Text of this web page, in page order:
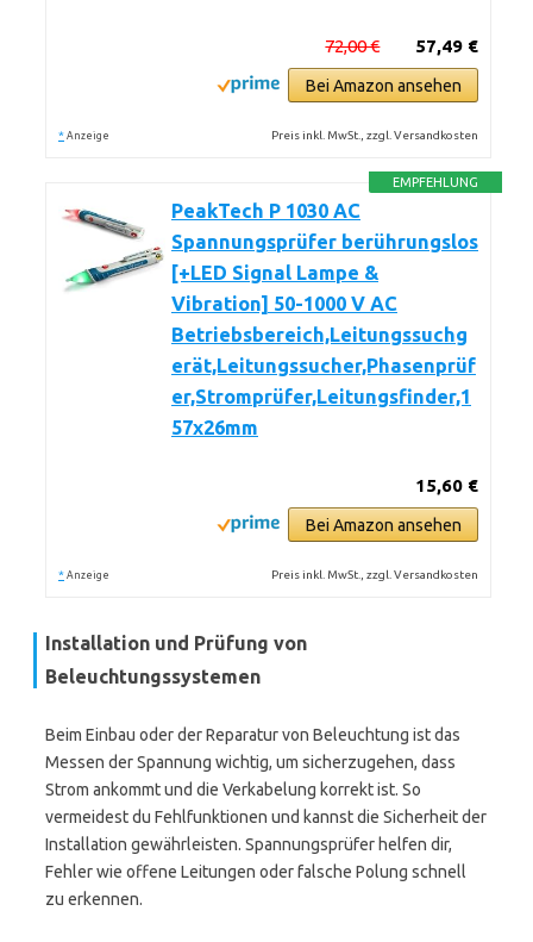
57,49 €
72,00 €
Bei Amazon ansehen
* Anzeige Preis inkl. MwSt., zzgl. Versandkosten
EMPFEHLUNG
PeakTech P 1030 AC
Spannungsprüfer berührungslos
[+LED Signal Lampe &
Vibration] 50-1000 V AC
Betriebsbereich,Leitungssuchg
erät,Leitungssucher,Phasenprüf
er,Stromprüfer,Leitungsfinder,1
57x26mm
15,60 €
Bei Amazon ansehen
* Anzeige Preis inkl. MwSt., zzgl. Versandkosten
Installation und Prüfung von
Beleuchtungssystemen
Beim Einbau oder der Reparatur von Beleuchtung ist das
Messen der Spannung wichtig, um sicherzugehen, dass
Strom ankommt und die Verkabelung korrekt ist. So
vermeidest du Fehlfunktionen und kannst die Sicherheit der
Installation gewährleisten. Spannungsprüfer helfen dir,
Fehler wie offene Leitungen oder falsche Polung schnell
zu erkennen.